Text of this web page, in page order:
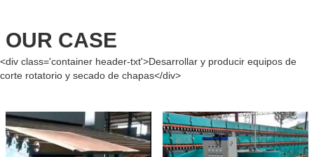
OUR CASE
<div class='container header-txt'>Desarrollar y producir equipos de
corte rotatorio y secado de chapas</div>